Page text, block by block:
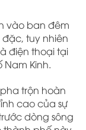
vào ban đêm
tuy nhiên
điện thoại tại
Kinh.
trộn hoàn
cao của sự
dòng sông